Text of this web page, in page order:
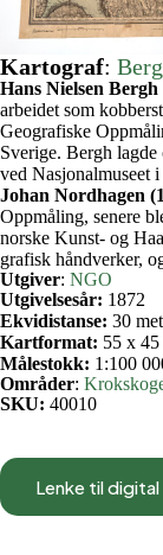
Kartograf:
Hans Nielsen Bergh
arbeidet som
Geografiske
Sverige. Bergh lagde
ved Nasjonalmuseet
Johan Nordhagen
Oppmåling, senere
norske Kunst- og
grafisk håndverker,
Utgiver: NGO
Utgivelsesår: 1872
Ekvidistanse: 30
Kartformat: 55 x 45
Målestokk: 1:100
Områder:
SKU: 40010
Lenke til